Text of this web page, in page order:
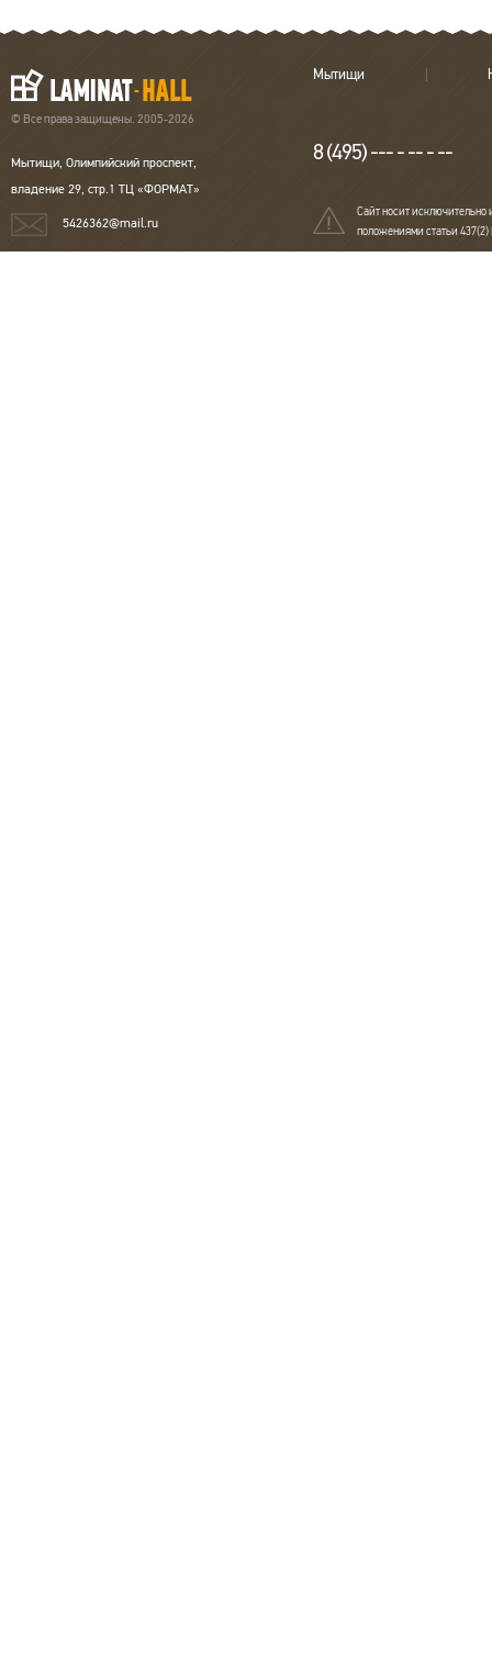
© Все права защищены. 2005-2026
Мытищи, Олимпийский проспект,
владение 29, стр.1 ТЦ «ФОРМАТ»
5426362@mail.ru
Мытищи
8 (495) --- - -- - --
Сайт носит исключительно
положениями статьи